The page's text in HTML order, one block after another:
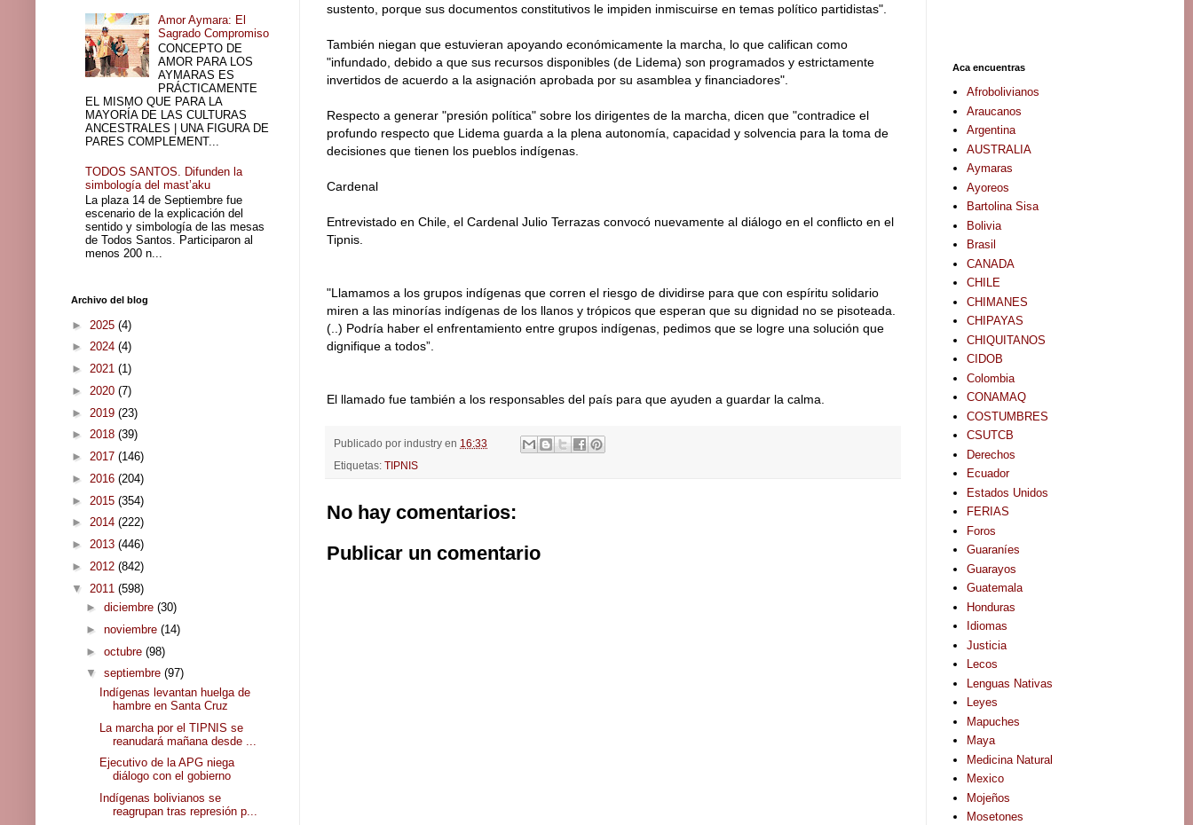
sustento, porque sus documentos constitutivos le impiden inmiscuirse en temas político partidistas".
También niegan que estuvieran apoyando económicamente la marcha, lo que califican como
"infundado, debido a que sus recursos disponibles (de Lidema) son programados y estrictamente
invertidos de acuerdo a la asignación aprobada por su asamblea y financiadores".
Respecto a generar "presión política" sobre los dirigentes de la marcha, dicen que "contradice el
profundo respecto que Lidema guarda a la plena autonomía, capacidad y solvencia para la toma de
decisiones que tienen los pueblos indígenas.
Cardenal
Entrevistado en Chile, el Cardenal Julio Terrazas convocó nuevamente al diálogo en el conflicto en el
Tipnis.
"Llamamos a los grupos indígenas que corren el riesgo de dividirse para que con espíritu solidario
miren a las minorías indígenas de los llanos y trópicos que esperan que su dignidad no se pisoteada.
(..) Podría haber el enfrentamiento entre grupos indígenas, pedimos que se logre una solución que
dignifique a todos”.
El llamado fue también a los responsables del país para que ayuden a guardar la calma.
Publicado por industry en 16:33
Etiquetas: TIPNIS
No hay comentarios:
Publicar un comentario
Amor Aymara: El
Sagrado Compromiso
CONCEPTO DE
AMOR PARA LOS
AYMARAS ES
PRÁCTICAMENTE
EL MISMO QUE PARA LA
MAYORÍA DE LAS CULTURAS
ANCESTRALES | UNA FIGURA DE
PARES COMPLEMENT...
TODOS SANTOS. Difunden la
simbología del mast’aku
La plaza 14 de Septiembre fue
escenario de la explicación del
sentido y simbología de las mesas
de Todos Santos. Participaron al
menos 200 n...
Archivo del blog
► 2025 (4)
► 2024 (4)
► 2021 (1)
► 2020 (7)
► 2019 (23)
► 2018 (39)
► 2017 (146)
► 2016 (204)
► 2015 (354)
► 2014 (222)
► 2013 (446)
► 2012 (842)
▼ 2011 (598)
► diciembre (30)
► noviembre (14)
► octubre (98)
▼ septiembre (97)
Indígenas levantan huelga de
hambre en Santa Cruz
La marcha por el TIPNIS se
reanudará mañana desde ...
Ejecutivo de la APG niega
diálogo con el gobierno
Indígenas bolivianos se
reagrupan tras represión p...
Aca encuentras
Afrobolivianos
Araucanos
Argentina
AUSTRALIA
Aymaras
Ayoreos
Bartolina Sisa
Bolivia
Brasil
CANADA
CHILE
CHIMANES
CHIPAYAS
CHIQUITANOS
CIDOB
Colombia
CONAMAQ
COSTUMBRES
CSUTCB
Derechos
Ecuador
Estados Unidos
FERIAS
Foros
Guaraníes
Guarayos
Guatemala
Honduras
Idiomas
Justicia
Lecos
Lenguas Nativas
Leyes
Mapuches
Maya
Medicina Natural
Mexico
Mojeños
Mosetones